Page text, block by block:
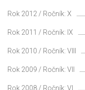
Rok 2012 / Ročník: X
Rok 2011 / Ročník: IX
Rok 2010 / Ročník: VIII
Rok 2009 / Ročník: VII
Rok 2008 / Ročník: VI